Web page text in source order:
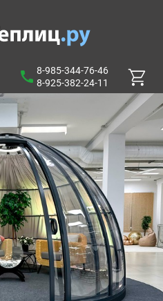
8-985-344-76-46
8-925-382-24-11